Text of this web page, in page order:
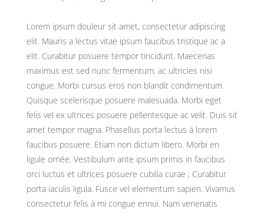
Lorem ipsum douleur sit amet, consectetur adipiscing
elit. Mauris a lectus vitae ipsum faucibus tristique ac a
elit. Curabitur posuere tempor tincidunt. Maecenas
maximus est sed nunc fermentum, ac ultricies nisi
congue. Morbi cursus eros non blandit condimentum.
Quisque scelerisque posuere malesuada. Morbi eget
felis vel ex ultrices posuere pellentesque ac velit. Duis sit
amet tempor magna. Phasellus porta lectus à lorem
faucibus posuere. Etiam non dictum libero. Morbi en
ligule ornée. Vestibulum ante ipsum primis in faucibus
orci luctus et ultrices posuere cubilia curae ; Curabitur
porta iaculis ligula. Fusce vel elementum sapien. Vivamus
consectetur felis à mi congue ennui. Nam venenatis